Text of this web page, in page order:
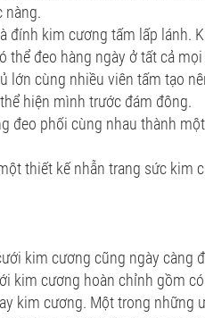
nàng.
đính kim cương tấm lấp lánh.
thể đeo hàng ngày ở tất cả
lớn cùng nhiều viên tấm tạo
hiện mình trước đám đông.
đeo phối cùng nhau thành
thiết kế nhẫn trang sức kim
kim cương cũng ngày càng
kim cương hoàn chỉnh gồm
kim cương. Một trong những